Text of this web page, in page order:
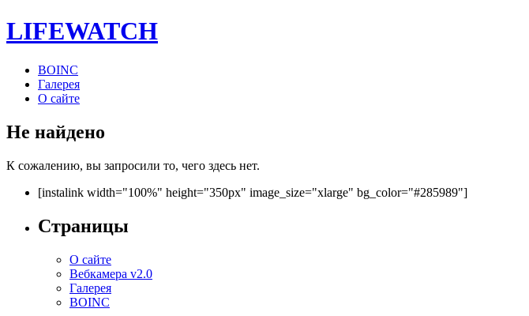
LIFEWATCH
BOINC
Галерея
О сайте
Не найдено
К сожалению, вы запросили то, чего здесь нет.
[instalink width="100%" height="350px" image_size="xlarge" bg_color="#285989"]
Страницы
О сайте
Вебкамера v2.0
Галерея
BOINC